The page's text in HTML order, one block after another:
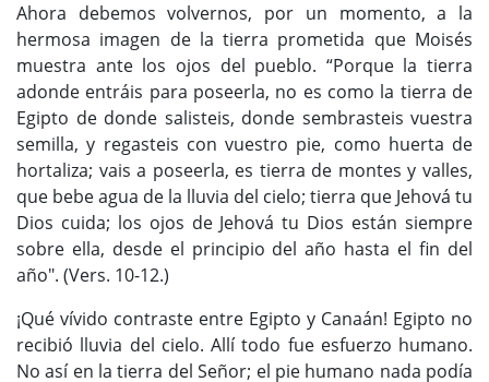
Ahora debemos volvernos, por un momento, a la
hermosa imagen de la tierra prometida que Moisés
muestra ante los ojos del pueblo. “Porque la tierra
adonde entráis para poseerla, no es como la tierra de
Egipto de donde salisteis, donde sembrasteis vuestra
semilla, y regasteis con vuestro pie, como huerta de
hortaliza; vais a poseerla, es tierra de montes y valles,
que bebe agua de la lluvia del cielo; tierra que Jehová tu
Dios cuida; los ojos de Jehová tu Dios están siempre
sobre ella, desde el principio del año hasta el fin del
año". (Vers. 10-12.)
¡Qué vívido contraste entre Egipto y Canaán! Egipto no
recibió lluvia del cielo. Allí todo fue esfuerzo humano.
No así en la tierra del Señor; el pie humano nada podía